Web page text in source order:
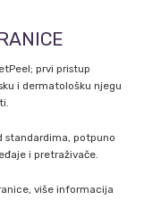
prvi pristup
i dermatološku njegu
standardima, potpuno
i pretraživače.
više informacija